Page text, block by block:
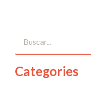
Categories